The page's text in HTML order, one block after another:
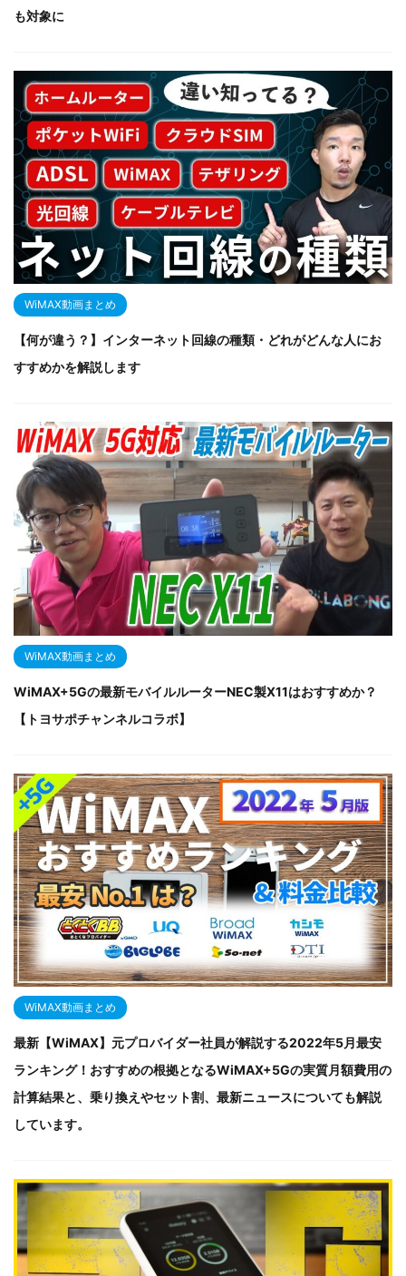
も対象に
WiMAX動画まとめ
【何が違う？】インターネット回線の種類・どれがどんな人にお
すすめかを解説します
WiMAX動画まとめ
WiMAX+5Gの最新モバイルルーターNEC製X11はおすすめか？
【トヨサポチャンネルコラボ】
WiMAX動画まとめ
最新【WiMAX】元プロバイダー社員が解説する2022年5月最安
ランキング！おすすめの根拠となるWiMAX+5Gの実質月額費用の
計算結果と、乗り換えやセット割、最新ニュースについても解説
しています。